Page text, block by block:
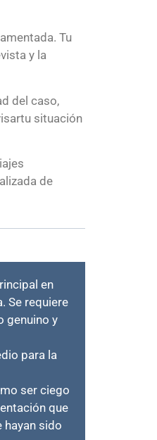
Tu
y la
del caso,
situación
de
en
Se requiere
genuino y
para la
ser ciego
que
hayan sido